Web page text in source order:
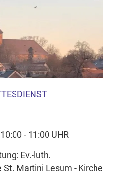
- 11:00 UHR
Ev.-luth.
St. Martini Lesum - Kirche